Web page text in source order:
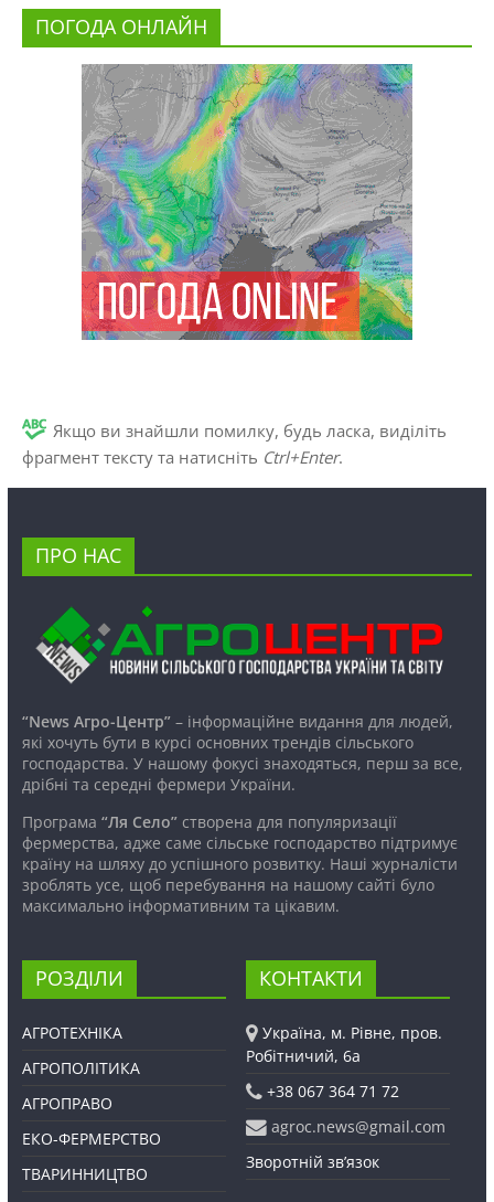
ПОГОДА ОНЛАЙН
Якщо ви знайшли помилку, будь ласка, виділіть
фрагмент тексту та натисніть Ctrl+Enter.
ПРО НАС
“News Агро-Центр”– інформаційне видання для людей,
які хочуть бути в курсі основних трендів сільського
господарства. У нашому фокусі знаходяться, перш за все,
дрібні та середні фермери України.
Програма “Ля Село”створена для популяризації
фермерства, адже саме сільське господарство підтримує
країну на шляху до успішного розвитку. Наші журналісти
зроблять усе, щоб перебування на нашому сайті було
максимально інформативним та цікавим.
РОЗДІЛИ
АГРОТЕХНІКА
АГРОПОЛІТИКА
АГРОПРАВО
ЕКО-ФЕРМЕРСТВО
ТВАРИННИЦТВО
КОНТАКТИ
Україна, м. Рівне, пров.
Робітничий, 6а
+38 067 364 71 72
agroc.news@gmail.com
Зворотній зв’язок